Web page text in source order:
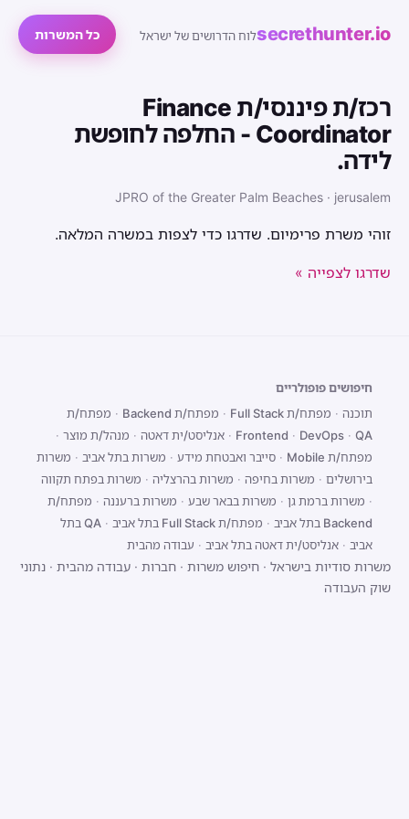
secrethunter.ioלוח הדרושים של ישראל כל המשרות
רכז/ת פיננסי/ת Finance
Coordinator - החלפה לחופשת
לידה.
JPRO of the Greater Palm Beaches · jerusalem
זוהי משרת פרימיום. שדרגו כדי לצפות במשרה המלאה.
שדרגו לצפייה »
חיפושים פופולריים
תוכנה · מפתח/ת Full Stack · מפתח/ת Backend · מפתח/ת
Frontend · DevOps · QA
· אנליסט/ית דאטה · מנהל/ת מוצר ·
מפתח/ת Mobile
· סייבר ואבטחת מידע · משרות בתל אביב · משרות
בירושלים · משרות בחיפה · משרות בהרצליה · משרות בפתח תקווה
· משרות ברמת גן · משרות בבאר שבע · משרות ברעננה · מפתח/ת
Backend בתל אביב
· מפתח/ת Full Stack בתל אביב ·
QA בתל
אביב · אנליסט/ית דאטה בתל אביב · עבודה מהבית
משרות סודיות בישראל · חיפוש משרות · חברות · עבודה מהבית · נתוני
שוק העבודה